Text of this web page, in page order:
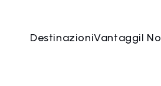
DestinazioniVantaggiI